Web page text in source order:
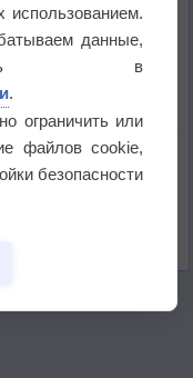
через тень
волны тепла
на ареал обитания
использованием.
данные,
в
.
ограничить или
файлов cookie,
безопасности